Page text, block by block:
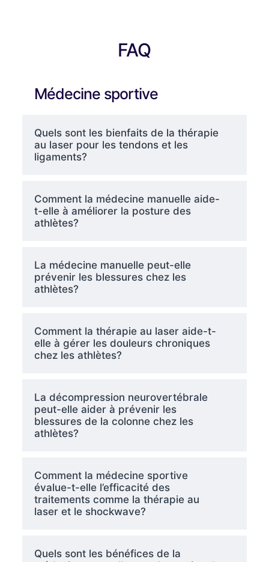
FAQ
Médecine sportive
Quels sont les bienfaits de la thérapie
au laser pour les tendons et les
ligaments?
Comment la médecine manuelle aide-
t-elle à améliorer la posture des
athlètes?
La médecine manuelle peut-elle
prévenir les blessures chez les
athlètes?
Comment la thérapie au laser aide-t-
elle à gérer les douleurs chroniques
chez les athlètes?
La décompression neurovertébrale
peut-elle aider à prévenir les
blessures de la colonne chez les
athlètes?
Comment la médecine sportive
évalue-t-elle l’efficacité des
traitements comme la thérapie au
laser et le shockwave?
Quels sont les bénéfices de la